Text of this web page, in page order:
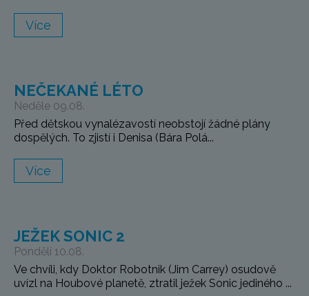
Více
NEČEKANÉ LÉTO
Neděle 09.08.
Před dětskou vynalézavostí neobstojí žádné plány
dospělých. To zjistí i Denisa (Bára Polá...
Více
JEŽEK SONIC 2
Pondělí 10.08.
Ve chvíli, kdy Doktor Robotnik (Jim Carrey) osudově
uvízl na Houbové planetě, ztratil ježek Sonic jediného ...